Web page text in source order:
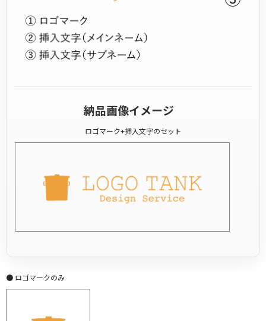
納品画像イメージ
ロゴマーク+挿入文字のセット
● ロゴマークのみ